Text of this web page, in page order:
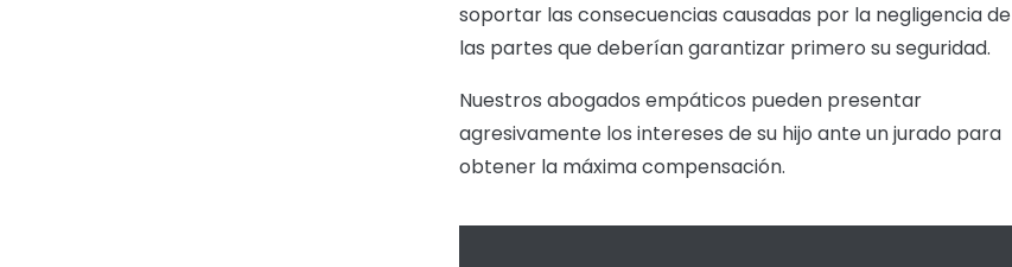
soportar las consecuencias causadas por la negligencia de
las partes que deberían garantizar primero su seguridad.
Nuestros abogados empáticos pueden presentar
agresivamente los intereses de su hijo ante un jurado para
obtener la máxima compensación.